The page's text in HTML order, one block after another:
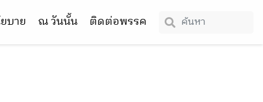
บาย ณ วันนั้น ติดต่อพรรค